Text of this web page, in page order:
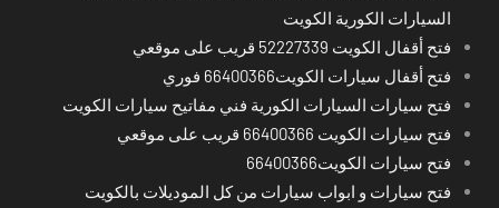
السيارات الكورية الكويت
فتح أقفال الكويت 52227339 قريب على موقعي
فتح أقفال سيارات الكويت66400366 فوري
فتح سيارات السيارات الكورية فني مفاتيح سيارات الكويت
فتح سيارات الكويت 66400366 قريب على موقعي
فتح سيارات الكويت66400366
فتح سيارات و ابواب سيارات من كل الموديلات بالكويت